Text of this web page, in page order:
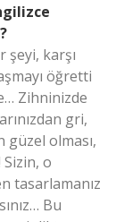
şeyi, karşı
öğretti
Zihninizde
gri,
güzel olması,
o
tasarlamanız
Bu